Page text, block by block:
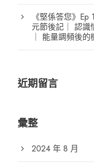
《堅係答您》
元節後記｜ 認識
｜ 能量調頻後的
近期留言
彙整
2024 年 8 月